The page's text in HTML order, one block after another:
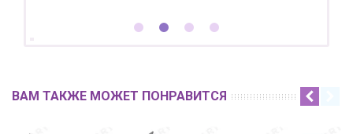
ВАМ ТАКЖЕ МОЖЕТ ПОНРАВИТСЯ